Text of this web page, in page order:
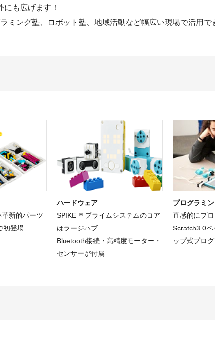
も広げます！
ミング塾、ロボット塾、地域活動など幅広い現場で活用で
新的パーツ
初登場
ハードウェア
SPIKE™ プライムシステムのコア
はラージハブ
Bluetooth接続・高精度モーター・
センサーが付属
プログラミ
直感的にプ
Scratch3.0ベ
ップ式プロ